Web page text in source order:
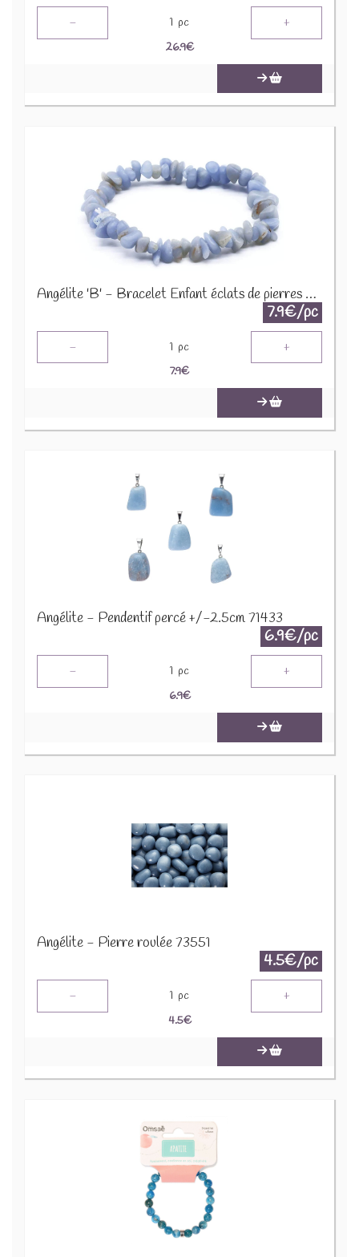
- 1 pc +
26.9€
Angélite 'B' - Bracelet Enfant éclats de pierres BRC-ANG
7.9€/pc
- 1 pc +
7.9€
Angélite - Pendentif percé +/-2.5cm 71433
6.9€/pc
- 1 pc +
6.9€
Angélite - Pierre roulée 73551
4.5€/pc
- 1 pc +
4.5€